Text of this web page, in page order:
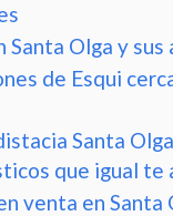
Santa Olga y
de Esqui
Santa
que igual te
venta en Santa